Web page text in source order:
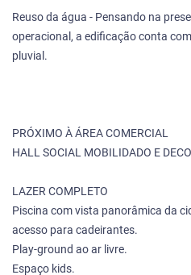
Reuso da água - Pensando na
operacional, a edificação conta
pluvial.
PRÓXIMO À ÁREA COMERCIAL
HALL SOCIAL MOBILIDADO E
LAZER COMPLETO
Piscina com vista panorâmica da
acesso para cadeirantes.
Play-ground ao ar livre.
Espaço kids.